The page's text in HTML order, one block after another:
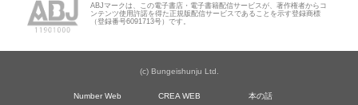
ABJマークは、この電子書店・電子書籍配信サービスが、著作権者からコ
ンテンツ使用許諾を得た正規版配信サービスであることを示す登録商標
（登録番号6091713号）です。
(c) Bungeishunju Ltd.
Number Web CREA WEB 本の話